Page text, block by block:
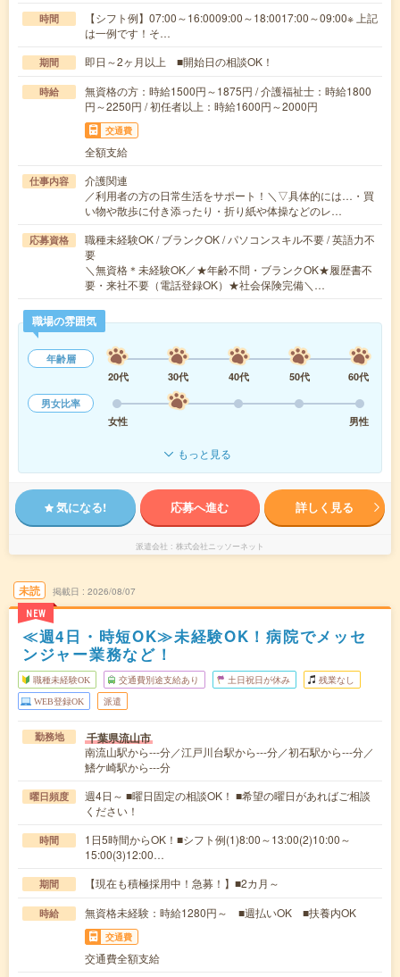
時間
【シフト例】07:00～16:0009:00～18:0017:00～09:00※ 上記
は一例です！そ…
期間 即日～2ヶ月以上 ■開始日の相談OK！
時給
無資格の方：時給1500円～1875円 / 介護福祉士：時給1800
円～2250円 / 初任者以上：時給1600円～2000円
交通費
全額支給
仕事内容
介護関連
／利用者の方の日常生活をサポート！＼▽具体的には…・買
い物や散歩に付き添ったり・折り紙や体操などのレ…
応募資格
職種未経験OK / ブランクOK / パソコンスキル不要 / 英語力不
要
＼無資格＊未経験OK／★年齢不問・ブランクOK★履歴書不
要・来社不要（電話登録OK）★社会保険完備＼…
職場の雰囲気
年齢層
20代
30代 40代 50代
60代
男女比率
女性
男性
もっと見る
気になる! 応募へ進む 詳しく見る
派遣会社 株式会社ニッソーネット
未読
NEW
掲載日 2026/08/07
≪週4日・時短OK≫未経験OK！病院でメッセ
ンジャー業務など！
職種未経験OK 交通費別途支給あり 土日祝日が休み 残業なし
WEB登録OK 派遣
勤務地 千葉県流山市
南流山駅から---分／江戸川台駅から---分／初石駅から---分／
鰭ケ崎駅から---分
曜日頻度
週4日～ ■曜日固定の相談OK！ ■希望の曜日があればご相談
ください！
時間
1日5時間からOK！■シフト例(1)8:00～13:00(2)10:00～
15:00(3)12:00…
期間 【現在も積極採用中！急募！】■2カ月～
時給 無資格未経験：時給1280円～ ■週払いOK ■扶養内OK
交通費
交通費全額支給